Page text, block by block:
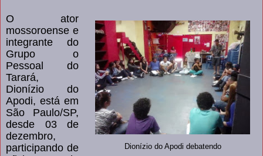
Dionízio do Apodi debatendo
O ator
mossoroense e
integrante do
Grupo o
Pessoal do
Tarará,
Dionízio do
Apodi, está em
São Paulo/SP,
desde 03 de
dezembro,
participando de